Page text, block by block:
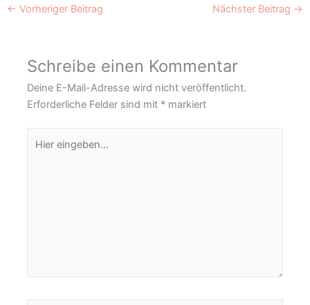
← Vorheriger Beitrag Nächster Beitrag →
Schreibe einen Kommentar
Deine E-Mail-Adresse wird nicht veröffentlicht.
Erforderliche Felder sind mit * markiert
eingeben…